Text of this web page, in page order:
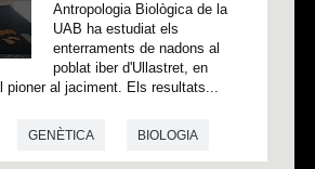
Antropologia Biològica de la
UAB ha estudiat els
enterraments de nadons al
poblat iber d'Ullastret, en
pioner al jaciment. Els resultats...
GENÈTICA BIOLOGIA